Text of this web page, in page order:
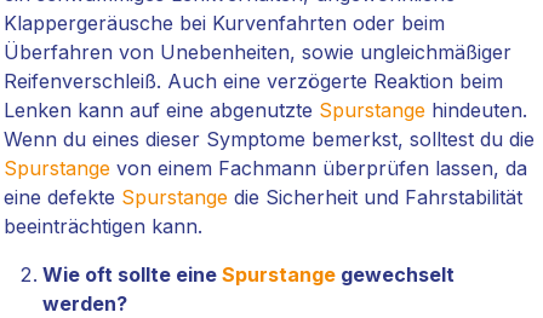
Klappergeräusche bei Kurvenfahrten oder beim
Überfahren von Unebenheiten, sowie ungleichmäßiger
Reifenverschleiß. Auch eine verzögerte Reaktion beim
Lenken kann auf eine abgenutzte Spurstangehindeuten.
Wenn du eines dieser Symptome bemerkst, solltest du die
Spurstangevon einem Fachmann überprüfen lassen, da
eine defekte Spurstangedie Sicherheit und Fahrstabilität
beeinträchtigen kann.
Wie oft sollte eine Spurstangegewechselt
werden?